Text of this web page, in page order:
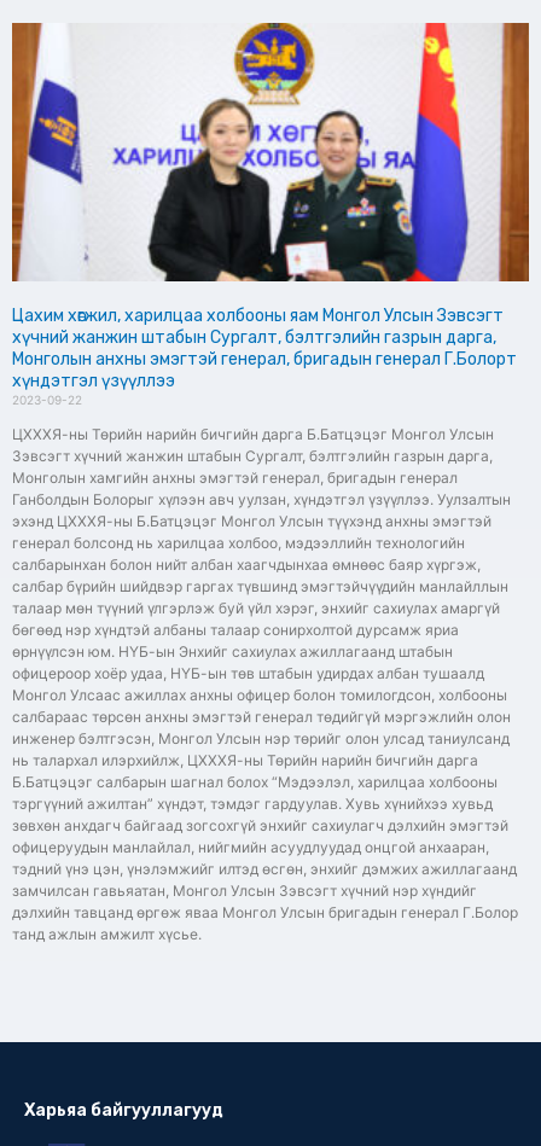
Цахим хөгжил, харилцаа холбооны яам Монгол Улсын Зэвсэгт
хүчний жанжин штабын Сургалт, бэлтгэлийн газрын дарга,
Монголын анхны эмэгтэй генерал, бригадын генерал Г.Болорт
хүндэтгэл үзүүллээ
2023-09-22
ЦХХХЯ-ны Төрийн нарийн бичгийн дарга Б.Батцэцэг Монгол Улсын
Зэвсэгт хүчний жанжин штабын Сургалт, бэлтгэлийн газрын дарга,
Монголын хамгийн анхны эмэгтэй генерал, бригадын генерал
Ганболдын Болорыг хүлээн авч уулзан, хүндэтгэл үзүүллээ. Уулзалтын
эхэнд ЦХХХЯ-ны Б.Батцэцэг Монгол Улсын түүхэнд анхны эмэгтэй
генерал болсонд нь харилцаа холбоо, мэдээллийн технологийн
салбарынхан болон нийт албан хаагчдынхаа өмнөөс баяр хүргэж,
салбар бүрийн шийдвэр гаргах түвшинд эмэгтэйчүүдийн манлайллын
талаар мөн түүний үлгэрлэж буй үйл хэрэг, энхийг сахиулах амаргүй
бөгөөд нэр хүндтэй албаны талаар сонирхолтой дурсамж яриа
өрнүүлсэн юм. НҮБ-ын Энхийг сахиулах ажиллагаанд штабын
офицероор хоёр удаа, НҮБ-ын төв штабын удирдах албан тушаалд
Монгол Улсаас ажиллах анхны офицер болон томилогдсон, холбооны
салбараас төрсөн анхны эмэгтэй генерал төдийгүй мэргэжлийн олон
инженер бэлтгэсэн, Монгол Улсын нэр төрийг олон улсад таниулсанд
нь талархал илэрхийлж, ЦХХХЯ-ны Төрийн нарийн бичгийн дарга
Б.Батцэцэг салбарын шагнал болох “Мэдээлэл, харилцаа холбооны
тэргүүний ажилтан” хүндэт, тэмдэг гардуулав. Хувь хүнийхээ хувьд
зөвхөн анхдагч байгаад зогсохгүй энхийг сахиулагч дэлхийн эмэгтэй
офицеруудын манлайлал, нийгмийн асуудлуудад онцгой анхааран,
тэдний үнэ цэн, үнэлэмжийг илтэд өсгөн, энхийг дэмжих ажиллагаанд
замчилсан гавьяатан, Монгол Улсын Зэвсэгт хүчний нэр хүндийг
дэлхийн тавцанд өргөж яваа Монгол Улсын бригадын генерал Г.Болор
танд ажлын амжилт хүсье.
Харьяа байгууллагууд